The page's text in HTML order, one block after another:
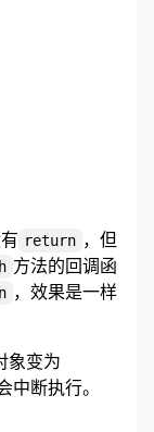
return ，但
方法的回调函
，效果是一样
象变为
中断执行。